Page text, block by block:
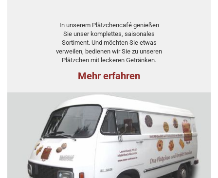
In unserem Plätzchencafé genießen
Sie unser komplettes, saisonales
Sortiment. Und möchten Sie etwas
verweilen, bedienen wir Sie zu unseren
Plätzchen mit leckeren Getränken.
Mehr erfahren